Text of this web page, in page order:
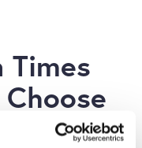
Times